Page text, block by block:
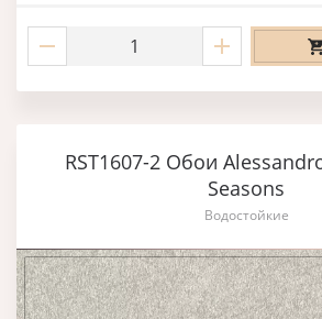
RST1607-2 Обои
Seasons
Водостойкие